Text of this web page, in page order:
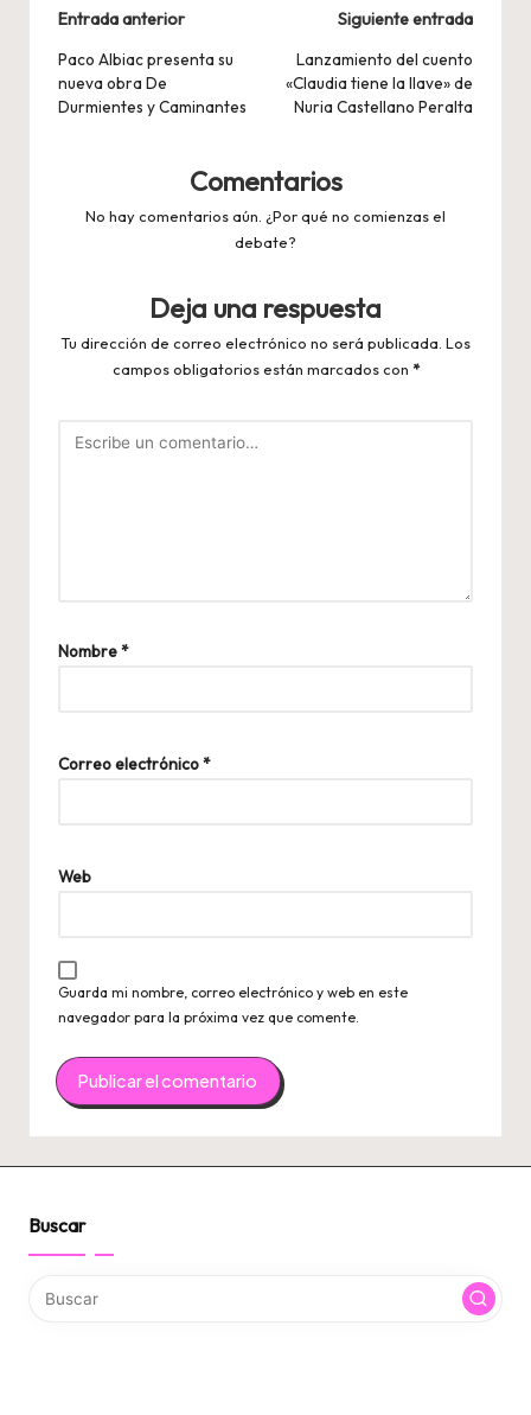
Navegación
de
entradas
Entrada anterior
Paco Albiac presenta su
nueva obra De
Durmientes y Caminantes
Siguiente entrada
Lanzamiento del cuento
«Claudia tiene la llave» de
Nuria Castellano Peralta
Comentarios
No hay comentarios aún. ¿Por qué no comienzas el
debate?
Deja una respuesta
Tu dirección de correo electrónico no será publicada. Los
campos obligatorios están marcados con *
Nombre*
Correo electrónico*
Web
Guarda mi nombre, correo electrónico y web en este
navegador para la próxima vez que comente.
Buscar